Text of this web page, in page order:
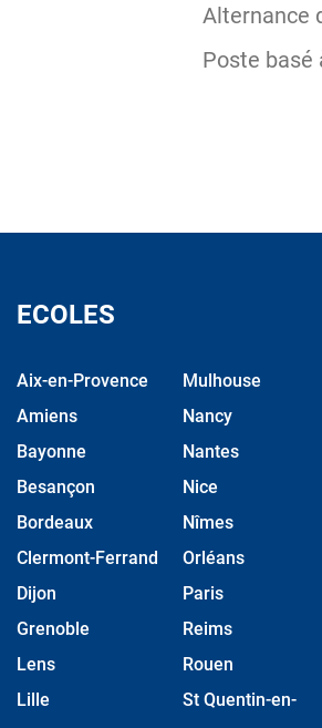
Alternance
Poste basé
ECOLES
Aix-en-Provence
Amiens
Bayonne
Besançon
Bordeaux
Clermont-Ferrand
Dijon
Grenoble
Lens
Lille
Mulhouse
Nancy
Nantes
Nice
Nîmes
Orléans
Paris
Reims
Rouen
St Quentin-en-